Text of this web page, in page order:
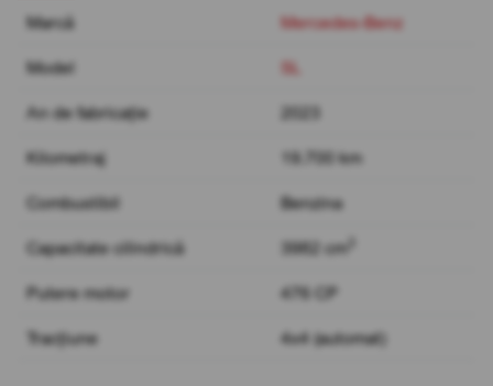
Marcă
Mercedes-Benz
Model SL
An de fabricație 2023
Kilometraj 19.700 km
Combustibil Benzina
Capacitate cilindrică 3982 cm
Putere motor 476 CP
Tracțiune 4x4 (automat)